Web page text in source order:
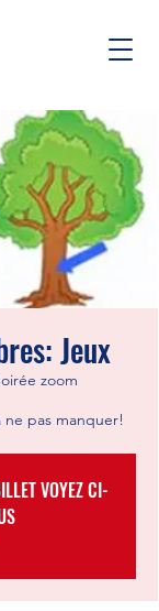
Jeux
zoom
pas manquer!
VOYEZ CI-